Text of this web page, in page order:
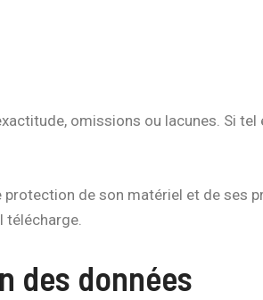
omissions ou lacunes. Si
de son matériel et de ses
télécharge.
des données